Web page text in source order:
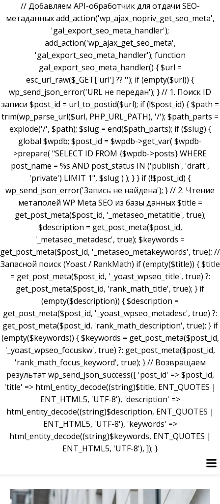
// Добавляем API-обработчик для отдачи SEO-
метаданных add_action('wp_ajax_nopriv_get_seo_meta',
'gal_export_seo_meta_handler');
add_action('wp_ajax_get_seo_meta',
'gal_export_seo_meta_handler'); function
gal_export_seo_meta_handler() { $url =
esc_url_raw($_GET['url'] ?? ''); if (empty($url)) {
wp_send_json_error('URL не передан'); } // 1. Поиск ID
записи $post_id = url_to_postid($url); if (!$post_id) { $path =
trim(wp_parse_url($url, PHP_URL_PATH), '/'); $path_parts =
explode('/', $path); $slug = end($path_parts); if ($slug) {
global $wpdb; $post_id = $wpdb->get_var( $wpdb-
>prepare( "SELECT ID FROM {$wpdb->posts} WHERE
post_name = %s AND post_status IN ('publish', 'draft',
'private') LIMIT 1", $slug ) ); } } if (!$post_id) {
wp_send_json_error('Запись не найдена'); } // 2. Чтение
метаполей WP Meta SEO из базы данных $title =
get_post_meta($post_id, '_metaseo_metatitle', true);
$description = get_post_meta($post_id,
'_metaseo_metadesc', true); $keywords =
get_post_meta($post_id, '_metaseo_metakeywords', true); //
Запасной поиск (Yoast / RankMath) if (empty($title)) { $title
= get_post_meta($post_id, '_yoast_wpseo_title', true) ?:
get_post_meta($post_id, 'rank_math_title', true); } if
(empty($description)) { $description =
get_post_meta($post_id, '_yoast_wpseo_metadesc', true) ?:
get_post_meta($post_id, 'rank_math_description', true); } if
(empty($keywords)) { $keywords = get_post_meta($post_id,
'_yoast_wpseo_focuskw', true) ?: get_post_meta($post_id,
'rank_math_focus_keyword', true); } // Возвращаем
результат wp_send_json_success([ 'post_id' => $post_id,
'title' => html_entity_decode((string)$title, ENT_QUOTES |
ENT_HTML5, 'UTF-8'), 'description' =>
html_entity_decode((string)$description, ENT_QUOTES |
ENT_HTML5, 'UTF-8'), 'keywords' =>
html_entity_decode((string)$keywords, ENT_QUOTES |
ENT_HTML5, 'UTF-8'), ]); }